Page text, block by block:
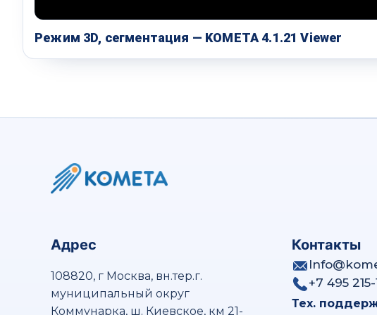
Режим 3D, сегментация — KOMETA 4.1.21 Viewer
Адрес
108820, г Москва, вн.тер.г.
муниципальный округ
Коммунарка, ш. Киевское, км 21-
Контакты
+7 495
Тех.